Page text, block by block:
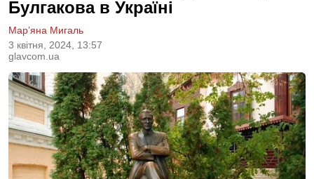
Булгакова в Україні
3 квiтня, 2024, 13:57
glavcom.ua
Мар’яна Мигаль